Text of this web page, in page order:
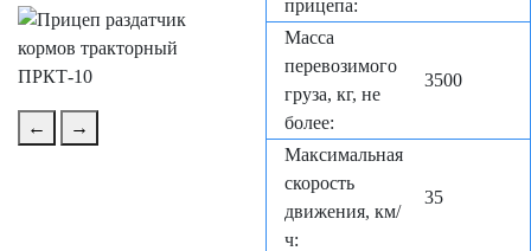
← →
прицепа:
Масса
перевозимого
груза, кг, не
более:
3500
Максимальная
скорость
движения, км/
ч:
35